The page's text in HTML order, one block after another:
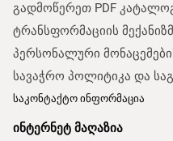
გადმოწერეთ PDF
ტრანსფორმაციის
პერსონალური
სავაჭრო პოლიტიკა და
საკონტაქტო ინფორმაცია
ინტერნეტ მაღაზია